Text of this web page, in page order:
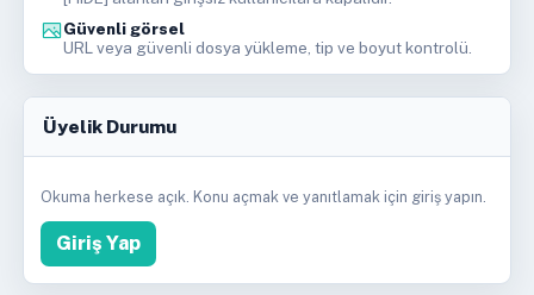
Güvenli görsel
URL veya güvenli dosya yükleme, tip ve boyut kontrolü.
Üyelik Durumu
Okuma herkese açık. Konu açmak ve yanıtlamak için giriş yapın.
Giriş Yap